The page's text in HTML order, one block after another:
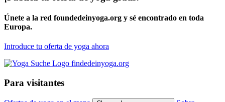
Únete a la red foundedeinyoga.org y sé encontrado en toda
Europa.
Introduce tu oferta de yoga ahora
Para visitantes